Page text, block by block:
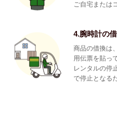
ご自宅または
4.腕時計の
商品の借換は
用伝票を貼っ
レンタルの停
で停止となる